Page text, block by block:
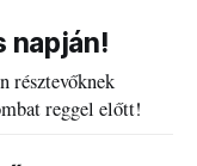
napján!
résztevőknek
reggel előtt!